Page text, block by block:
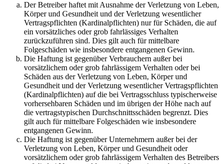
Der Betreiber haftet mit Ausnahme der Verletzung von Leben,
Körper und Gesundheit und der Verletzung wesentlicher
Vertragspflichten (Kardinalpflichten) nur für Schäden, die auf
ein vorsätzliches oder grob fahrlässiges Verhalten
zurückzuführen sind. Dies gilt auch für mittelbare
Folgeschäden wie insbesondere entgangenen Gewinn.
Die Haftung ist gegenüber Verbrauchern außer bei
vorsätzlichem oder grob fahrlässigem Verhalten oder bei
Schäden aus der Verletzung von Leben, Körper und
Gesundheit und der Verletzung wesentlicher Vertragspflichten
(Kardinalpflichten) auf die bei Vertragsschluss typischerweise
vorhersehbaren Schäden und im übrigen der Höhe nach auf
die vertragstypischen Durchschnittsschäden begrenzt. Dies
gilt auch für mittelbare Folgeschäden wie insbesondere
entgangenen Gewinn.
Die Haftung ist gegenüber Unternehmern außer bei der
Verletzung von Leben, Körper und Gesundheit oder
vorsätzlichem oder grob fahrlässigem Verhalten des Betreibers